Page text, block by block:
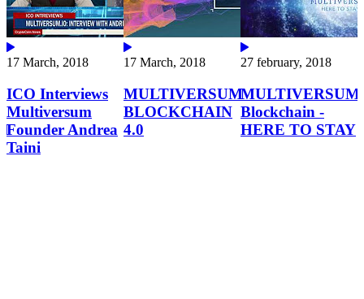
17 March, 2018
ICO Interviews
Multiversum
Founder Andrea
Taini
17 March, 2018
MULTIVERSUM
BLOCKCHAIN
4.0
27 february, 2018
MULTIVERSUM
Blockchain -
HERE TO STAY